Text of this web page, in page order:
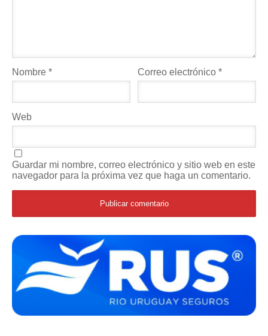
Nombre * Correo electrónico*
Web
Guardar mi nombre, correo electrónico y sitio web en este
navegador para la próxima vez que haga un comentario.